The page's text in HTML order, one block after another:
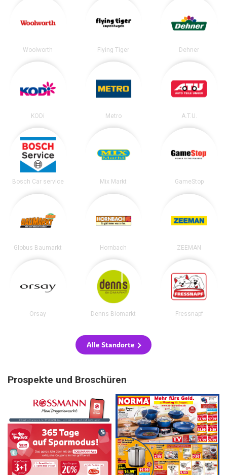
Woolworth Flying Tiger Dehner
KODi Metro A.T.U.
Bosch Car service Mix Markt GameStop
Globus Baumarkt Hornbach ZEEMAN
Orsay Denns Biomarkt Fressnapf
Alle Standorte
Prospekte und Broschüren